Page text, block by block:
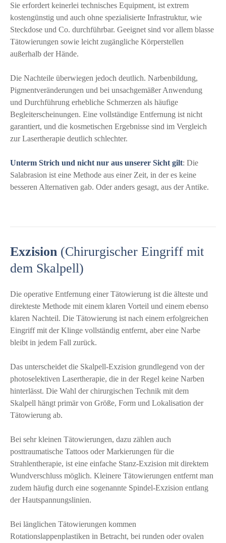
Sie erfordert keinerlei technisches Equipment, ist extrem
kostengünstig und auch ohne spezialisierte Infrastruktur, wie
Steckdose und Co. durchführbar. Geeignet sind vor allem blasse
Tätowierungen sowie leicht zugängliche Körperstellen
außerhalb der Hände.
Die Nachteile überwiegen jedoch deutlich. Narbenbildung,
Pigmentveränderungen und bei unsachgemäßer Anwendung
und Durchführung erhebliche Schmerzen als häufige
Begleiterscheinungen. Eine vollständige Entfernung ist nicht
garantiert, und die kosmetischen Ergebnisse sind im Vergleich
zur Lasertherapie deutlich schlechter.
Unterm Strich und nicht nur aus unserer Sicht gilt: Die
Salabrasion ist eine Methode aus einer Zeit, in der es keine
besseren Alternativen gab. Oder anders gesagt, aus der Antike.
Exzision (Chirurgischer Eingriff mit
dem Skalpell)
Die operative Entfernung einer Tätowierung ist die älteste und
direkteste Methode mit einem klaren Vorteil und einem ebenso
klaren Nachteil. Die Tätowierung ist nach einem erfolgreichen
Eingriff mit der Klinge vollständig entfernt, aber eine Narbe
bleibt in jedem Fall zurück.
Das unterscheidet die Skalpell-Exzision grundlegend von der
photoselektiven Lasertherapie, die in der Regel keine Narben
hinterlässt. Die Wahl der chirurgischen Technik mit dem
Skalpell hängt primär von Größe, Form und Lokalisation der
Tätowierung ab.
Bei sehr kleinen Tätowierungen, dazu zählen auch
posttraumatische Tattoos oder Markierungen für die
Strahlentherapie, ist eine einfache Stanz-Exzision mit direktem
Wundverschluss möglich. Kleinere Tätowierungen entfernt man
zudem häufig durch eine sogenannte Spindel-Exzision entlang
der Hautspannungslinien.
Bei länglichen Tätowierungen kommen
Rotationslappenplastiken in Betracht, bei runden oder ovalen